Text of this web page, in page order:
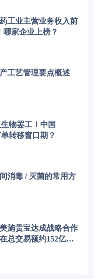
工业主营业务收入前
哪家企业上榜？
工艺管理要点概述
物罢工！中国
转移窗口期？
消毒 / 灭菌的常用方
施贵宝达成战略合作
总交易额约152亿美